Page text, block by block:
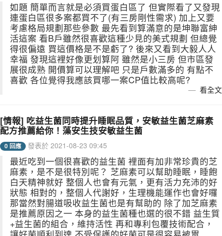
如題 簡單而言就是必須買蛋白區了 但實際看了又發現
連蛋白區很多案都買不了(有三房剛性需求) 加上又要
考慮格局規劃那些參數 最先看到算滿意的是坤聯富紳
活這案 看B戶雖然很喜歡這種少見的美式規劃 但總覺
得很偏遠 買這價格是不是虧了? 後來又看到大毅人人
幸福 發現這裡好像更划算阿 雖然是小三房 但市區發
展很成熟 開價算可以理解吧 只是戶數滿多的 有點不
喜歡 各位覺得我應該買哪一案CP值比較高呢?
看全文
[情報] 吃益生菌同時提升睡眠品質，安敏益生菌芝麻素
配方推薦給你！藻安生技安敏益生菌
0 回應 發表於 2021-08-23 09:45
最近吃到一個很喜歡的益生菌 裡面有加非常珍貴的芝
麻素，是不是很特別呢？ 芝麻素可以幫助睡眠，睡飽
白天精神就好 整個人也會有元氣，更有活力充沛的好
狀態 相對的，整個人代謝好，生理機能運作也會好囉
那當然對腸道吸收益生菌也是有幫助的 除了加芝麻素
是推薦原因之一 本身的益生菌種也選的很不錯 益生質
+益生菌的組合，維持活性 再和專利包覆技術配合，